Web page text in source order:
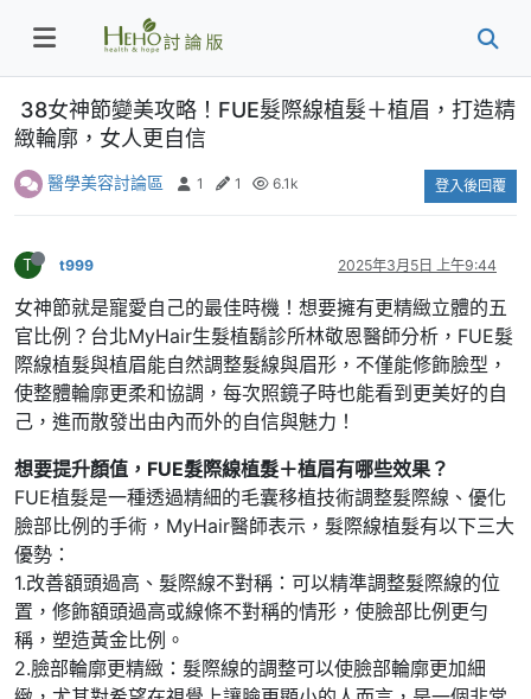
38女神節變美攻略！FUE髮際線植髮＋植眉，打造精
緻輪廓，女人更自信
醫學美容討論區 1 1 6.1k 登入後回覆
T t999 2025年3月5日 上午9:44
女神節就是寵愛自己的最佳時機！想要擁有更精緻立體的五
官比例？台北MyHair生髮植鬍診所林敬恩醫師分析，FUE髮
際線植髮與植眉能自然調整髮線與眉形，不僅能修飾臉型，
使整體輪廓更柔和協調，每次照鏡子時也能看到更美好的自
己，進而散發出由內而外的自信與魅力！
想要提升顏值，FUE髮際線植髮＋植眉有哪些效果？
FUE植髮是一種透過精細的毛囊移植技術調整髮際線、優化
臉部比例的手術，MyHair醫師表示，髮際線植髮有以下三大
優勢：
1.改善額頭過高、髮際線不對稱：可以精準調整髮際線的位
置，修飾額頭過高或線條不對稱的情形，使臉部比例更勻
稱，塑造黃金比例。
2.臉部輪廓更精緻：髮際線的調整可以使臉部輪廓更加細